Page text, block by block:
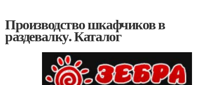
Производство шкафчиков в
раздевалку. Каталог